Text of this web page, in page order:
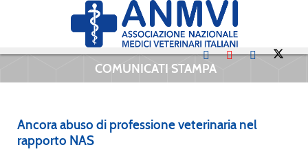
COMUNICATI STAMPA
Ancora abuso di professione veterinaria nel
rapporto NAS